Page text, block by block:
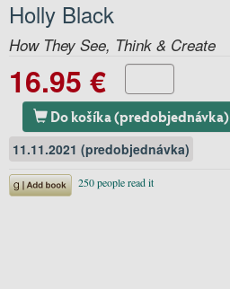
Holly Black
How They See, Think & Create
16.95 €
Do košíka (predobjednávka)
11.11.2021 (predobjednávka)